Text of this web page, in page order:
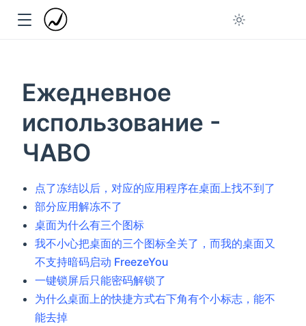
Ежедневное
использование -
ЧАВО
点了冻结以后，对应的应用程序在桌面上找不到了
部分应用解冻不了
桌面为什么有三个图标
我不小心把桌面的三个图标全关了，而我的桌面又
不支持暗码启动 FreezeYou
一键锁屏后只能密码解锁了
为什么桌面上的快捷方式右下角有个小标志，能不
能去掉